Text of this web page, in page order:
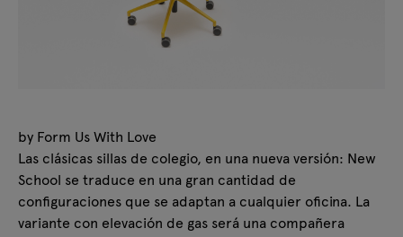
by Form Us With Love
Las clásicas sillas de colegio, en una nueva versión: New
School se traduce en una gran cantidad de
configuraciones que se adaptan a cualquier oficina. La
variante con elevación de gas será una compañera